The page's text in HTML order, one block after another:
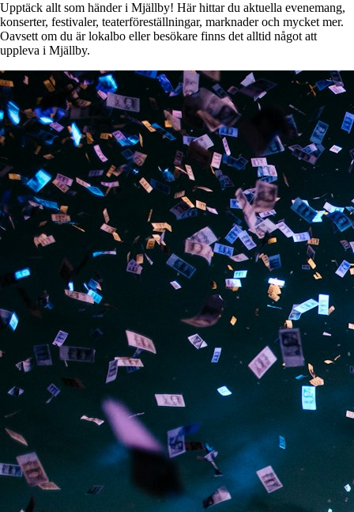
Upptäck allt som händer i Mjällby! Här hittar du aktuella evenemang,
konserter, festivaler, teaterföreställningar, marknader och mycket mer.
Oavsett om du är lokalbo eller besökare finns det alltid något att
uppleva i Mjällby.